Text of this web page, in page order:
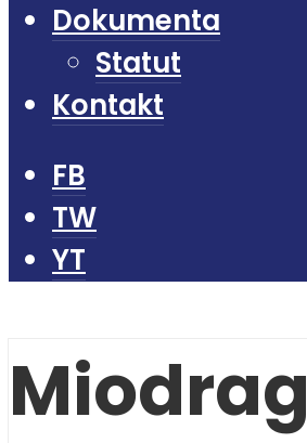
Dokumenta
Statut
Kontakt
FB
TW
YT
Miodrag